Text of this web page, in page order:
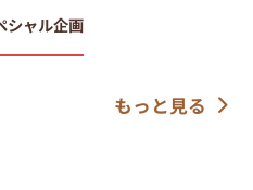
シャル企画
もっと見る